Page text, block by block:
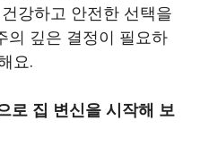
강하고 안전한 선택을
의 깊은 결정이 필요하
요.
로 집 변신을 시작해 보